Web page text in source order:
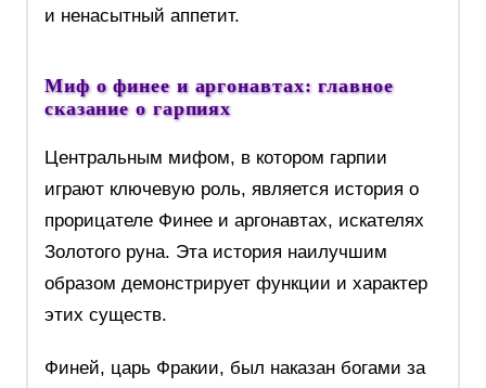
и ненасытный аппетит.
Миф о финее и аргонавтах: главное
сказание о гарпиях
Центральным мифом, в котором гарпии
играют ключевую роль, является история о
прорицателе Финее и аргонавтах, искателях
Золотого руна. Эта история наилучшим
образом демонстрирует функции и характер
этих существ.
Финей, царь Фракии, был наказан богами за